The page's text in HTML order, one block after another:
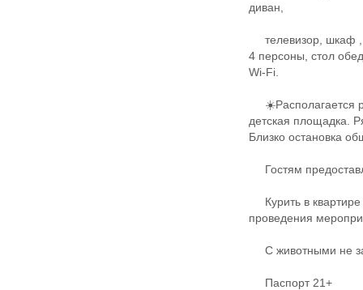
диван️,
телевизор, шкаф ,
4 персоны, стол
Wi-Fi.
☀️Располагается
детская площадка.
Близко остановка
Гостям
Курить в
проведения
С животными не
Паспорт 21+